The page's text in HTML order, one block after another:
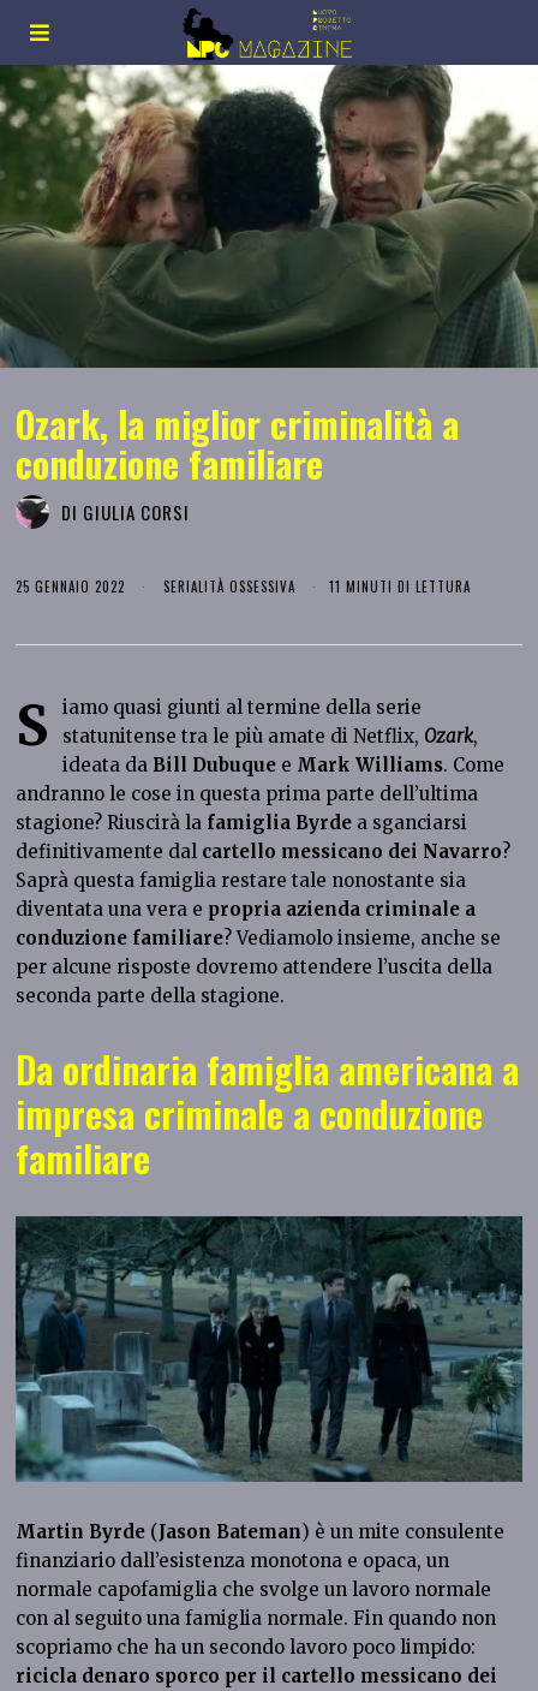
Ozark, la miglior criminalità a
conduzione familiare
DI GIULIA CORSI
25 GENNAIO 2022 SERIALITÀ OSSESSIVA 11 MINUTI DI LETTURA
S
iamo quasi giunti al termine della serie
statunitense tra le più amate di Netflix, Ozark,
ideata da Bill Dubuque e Mark Williams. Come
andranno le cose in questa prima parte dell’ultima
stagione? Riuscirà la famiglia Byrde a sganciarsi
definitivamente dal cartello messicano dei Navarro?
Saprà questa famiglia restare tale nonostante sia
diventata una vera e propria azienda criminale a
conduzione familiare? Vediamolo insieme, anche se
per alcune risposte dovremo attendere l’uscita della
seconda parte della stagione.
Da ordinaria famiglia americana a
impresa criminale a conduzione
familiare
Martin Byrde (Jason Bateman) è un mite consulente
finanziario dall’esistenza monotona e opaca, un
normale capofamiglia che svolge un lavoro normale
con al seguito una famiglia normale. Fin quando non
scopriamo che ha un secondo lavoro poco limpido:
ricicla denaro sporco per il cartello messicano dei